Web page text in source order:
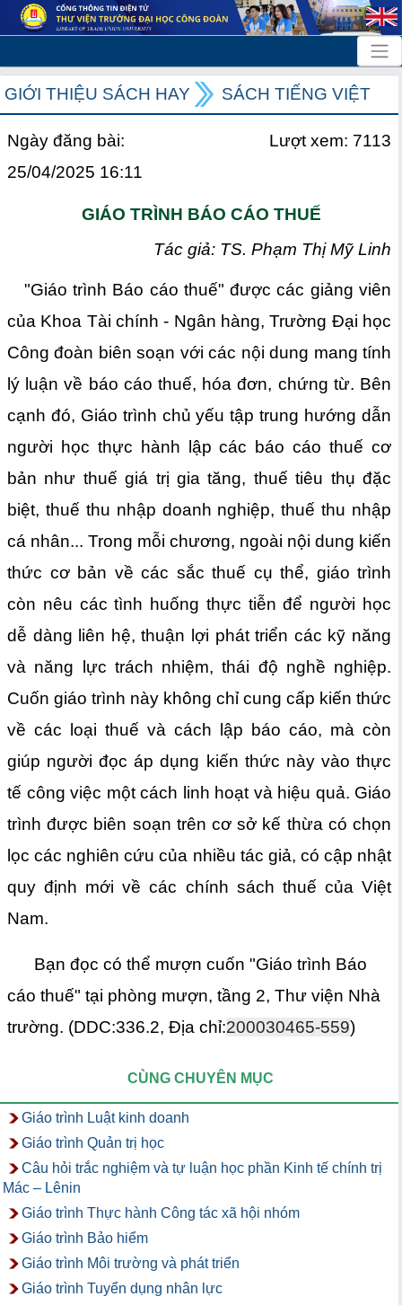
GIỚI THIỆU SÁCH HAY SÁCH TIẾNG VIỆT
Ngày đăng bài:
25/04/2025 16:11
Lượt xem: 7113
GIÁO TRÌNH BÁO CÁO THUẾ
Tác giả: TS. Phạm Thị Mỹ Linh
"Giáo trình Báo cáo thuế" được các giảng viên
của Khoa Tài chính - Ngân hàng, Trường Đại học
Công đoàn biên soạn với các nội dung mang tính
lý luận về báo cáo thuế, hóa đơn, chứng từ. Bên
cạnh đó, Giáo trình chủ yếu tập trung hướng dẫn
người học thực hành lập các báo cáo thuế cơ
bản như thuế giá trị gia tăng, thuế tiêu thụ đặc
biệt, thuế thu nhập doanh nghiệp, thuế thu nhập
cá nhân... Trong mỗi chương, ngoài nội dung kiến
thức cơ bản về các sắc thuế cụ thể, giáo trình
còn nêu các tình huống thực tiễn để người học
dễ dàng liên hệ, thuận lợi phát triển các kỹ năng
và năng lực trách nhiệm, thái độ nghề nghiệp.
Cuốn giáo trình này không chỉ cung cấp kiến thức
về các loại thuế và cách lập báo cáo, mà còn
giúp người đọc áp dụng kiến thức này vào thực
tế công việc một cách linh hoạt và hiệu quả. Giáo
trình được biên soạn trên cơ sở kế thừa có chọn
lọc các nghiên cứu của nhiều tác giả, có cập nhật
quy định mới về các chính sách thuế của Việt
Nam.
Bạn đọc có thể mượn cuốn "Giáo trình Báo
cáo thuế" tại phòng mượn, tầng 2, Thư viện Nhà
trường. (DDC:336.2, Địa chỉ:200030465-559)
CÙNG CHUYÊN MỤC
Giáo trình Luật kinh doanh
Giáo trình Quản trị học
Câu hỏi trắc nghiệm và tự luận học phần Kinh tế chính trị
Mác – Lênin
Giáo trình Thực hành Công tác xã hội nhóm
Giáo trình Bảo hiểm
Giáo trình Môi trường và phát triển
Giáo trình Tuyển dụng nhân lực